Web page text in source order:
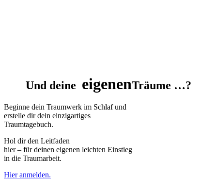
Und deine eigenenTräume …?
Beginne dein Traumwerk im Schlaf und
erstelle dir dein einzigartiges
Traumtagebuch.
Hol dir den Leitfaden
hier – für deinen eigenen leichten Einstieg
in die Traumarbeit.
Hier anmelden.